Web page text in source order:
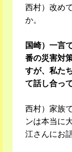
西村）改め
か。
国崎）一言
番の災害対
すが、私た
て話し合っ
西村）家族
ンは本当に
江さんにお